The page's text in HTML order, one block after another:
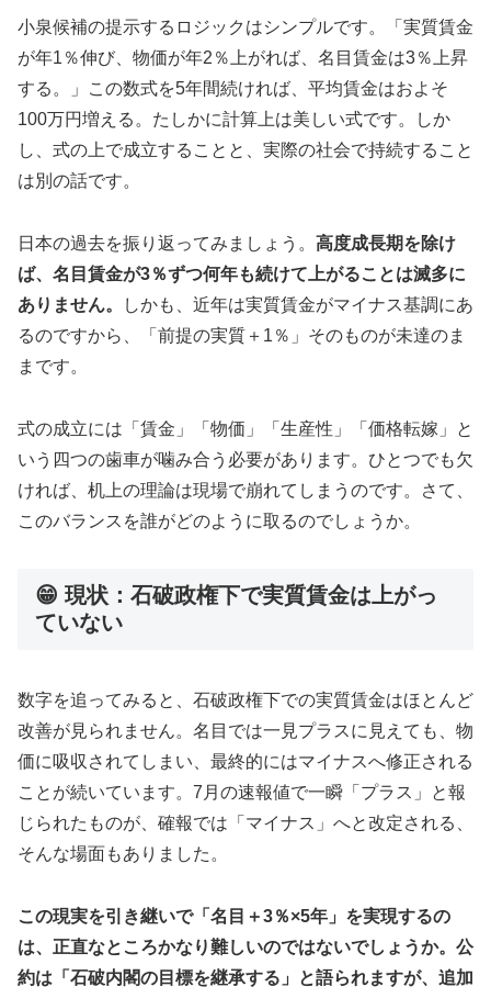
小泉候補の提示するロジックはシンプルです。「実質賃金
が年1％伸び、物価が年2％上がれば、名目賃金は3％上昇
する。」この数式を5年間続ければ、平均賃金はおよそ
100万円増える。たしかに計算上は美しい式です。しか
し、式の上で成立することと、実際の社会で持続すること
は別の話です。
日本の過去を振り返ってみましょう。 高度成長期を除け
ば、名目賃金が3％ずつ何年も続けて上がることは滅多に
ありません。
しかも、近年は実質賃金がマイナス基調にあ
るのですから、「前提の実質＋1％」そのものが未達のま
まです。
式の成立には「賃金」「物価」「生産性」「価格転嫁」と
いう四つの歯車が噛み合う必要があります。ひとつでも欠
ければ、机上の理論は現場で崩れてしまうのです。さて、
このバランスを誰がどのように取るのでしょうか。
😁 現状：石破政権下で実質賃金は上がっ
ていない
数字を追ってみると、石破政権下での実質賃金はほとんど
改善が見られません。名目では一見プラスに見えても、物
価に吸収されてしまい、最終的にはマイナスへ修正される
ことが続いています。7月の速報値で一瞬「プラス」と報
じられたものが、確報では「マイナス」へと改定される、
そんな場面もありました。
この現実を引き継いで「名目＋3％×5年」を実現するの
は、正直なところかなり難しいのではないでしょうか。公
約は「石破内閣の目標を継承する」と語られますが、追加